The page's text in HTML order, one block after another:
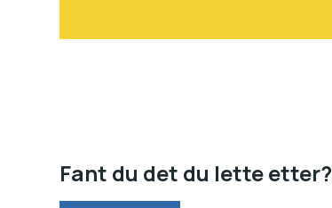
Fant du det du lette etter?